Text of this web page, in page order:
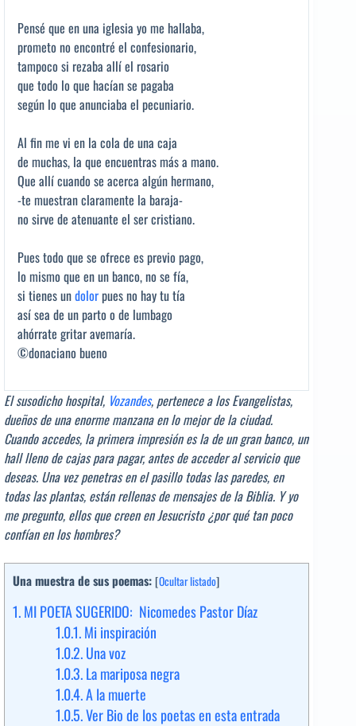
Pensé que en una iglesia yo me hallaba,
prometo no encontré el confesionario,
tampoco si rezaba allí el rosario
que todo lo que hacían se pagaba
según lo que anunciaba el pecuniario.
Al fin me vi en la cola de una caja
de muchas, la que encuentras más a mano.
Que allí cuando se acerca algún hermano,
-te muestran claramente la baraja-
no sirve de atenuante el ser cristiano.
Pues todo que se ofrece es previo pago,
lo mismo que en un banco, no se fía,
si tienes undolorpues no hay tu tía
así sea de un parto o de lumbago
ahórrate gritar avemaría.
©donaciano bueno
El susodicho hospital, Vozandes, pertenece a los Evangelistas,
dueños de una enorme manzana en lo mejor de la ciudad.
Cuando accedes, la primera impresión es la de un gran banco, un
hall lleno de cajas para pagar, antes de acceder al servicio que
deseas. Una vez penetras en el pasillo todas las paredes, en
todas las plantas, están rellenas de mensajes de la Biblia. Y yo
me pregunto, ellos que creen en Jesucristo ¿por qué tan poco
confían en los hombres?
Una muestra de sus poemas: [Ocultar listado]
1.MI POETA SUGERIDO: Nicomedes Pastor Díaz
1.0.1.Mi inspiración
1.0.2.Una voz
1.0.3.La mariposa negra
1.0.4.A la muerte
1.0.5.Ver Bio de los poetas en esta entrada